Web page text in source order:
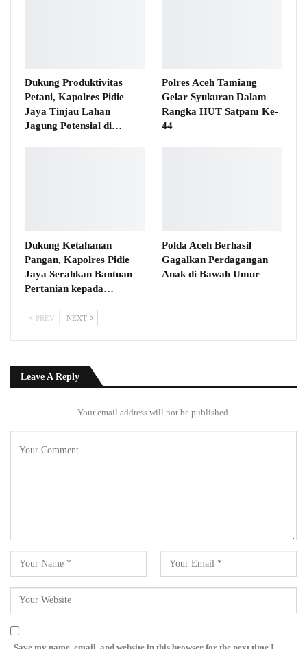
Dukung Produktivitas
Petani, Kapolres Pidie
Jaya Tinjau Lahan
Jagung Potensial di…
Polres Aceh Tamiang
Gelar Syukuran Dalam
Rangka HUT Satpam Ke-
44
Dukung Ketahanan
Pangan, Kapolres Pidie
Jaya Serahkan Bantuan
Pertanian kepada…
Polda Aceh Berhasil
Gagalkan Perdagangan
Anak di Bawah Umur
PREV NEXT
Leave A Reply
Your email address will not be published.